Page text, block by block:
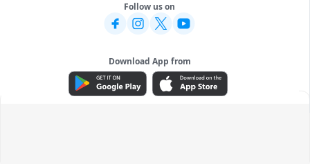
Follow us on
Download App from
ADVERTISEMENT